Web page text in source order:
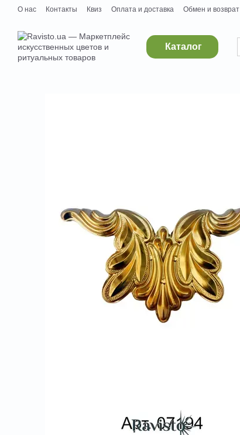
Перейти к основному контенту
О нас Контакты Квиз Оплата и доставка Обмен и возврат
Каталог